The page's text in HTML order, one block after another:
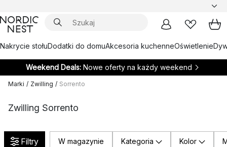
Nakrycie stołuDodatki do domuAkcesoria kuchenneOświetlenie
Weekend Deals: Nowe oferty na każdy weekend
Marki / Zwilling / Sorrento
Zwilling Sorrento
Filtry W magazynie Kategoria Kolor